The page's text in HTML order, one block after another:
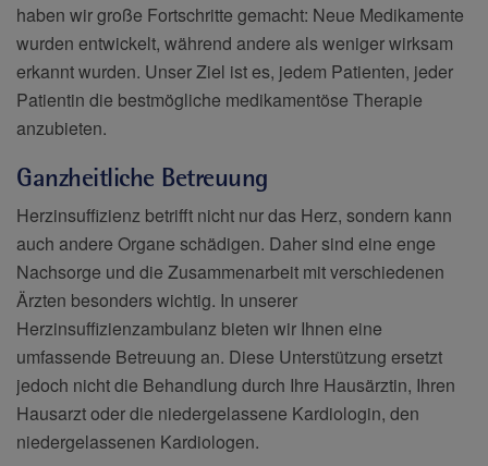
haben wir große Fortschritte gemacht: Neue Medikamente
wurden entwickelt, während andere als weniger wirksam
erkannt wurden. Unser Ziel ist es, jedem Patienten, jeder
Patientin die bestmögliche medikamentöse Therapie
anzubieten.
Ganzheitliche Betreuung
Herzinsuffizienz betrifft nicht nur das Herz, sondern kann
auch andere Organe schädigen. Daher sind eine enge
Nachsorge und die Zusammenarbeit mit verschiedenen
Ärzten besonders wichtig. In unserer
Herzinsuffizienzambulanz bieten wir Ihnen eine
umfassende Betreuung an. Diese Unterstützung ersetzt
jedoch nicht die Behandlung durch Ihre Hausärztin, Ihren
Hausarzt oder die niedergelassene Kardiologin, den
niedergelassenen Kardiologen.